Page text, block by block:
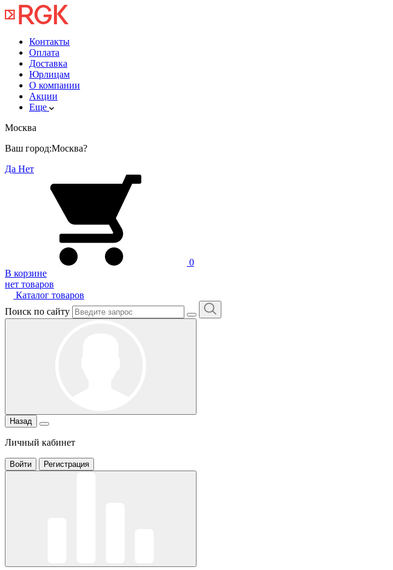
Контакты
Оплата
Доставка
Юрлицам
О компании
Акции
Еще
Москва
Ваш город:Москва?
Да Нет
0
В корзине
нет товаров
Каталог товаров
Поиск по сайту
Назад
Личный кабинет
Войти Регистрация